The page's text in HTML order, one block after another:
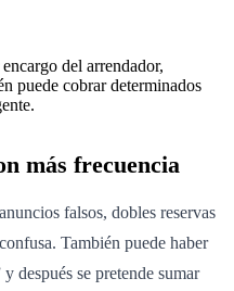
del arrendador,
puede cobrar determinados
más frecuencia
falsos, dobles reservas
También puede haber
después se pretende sumar